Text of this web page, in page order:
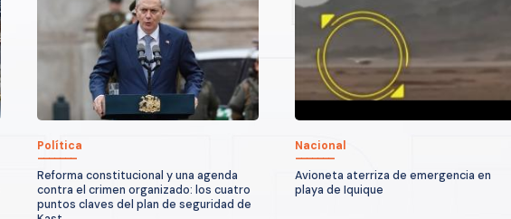
Política
Reforma constitucional y una agenda
contra el crimen organizado: los cuatro
puntos claves del plan de seguridad de
Nacional
Avioneta aterriza de emergencia en
playa de Iquique